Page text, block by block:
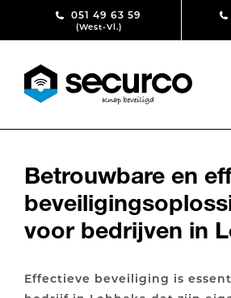
Skip to content051 49 63 59
(West-Vl.)
Betrouwbare en
voor bedrijven in
Effectieve beveiliging is